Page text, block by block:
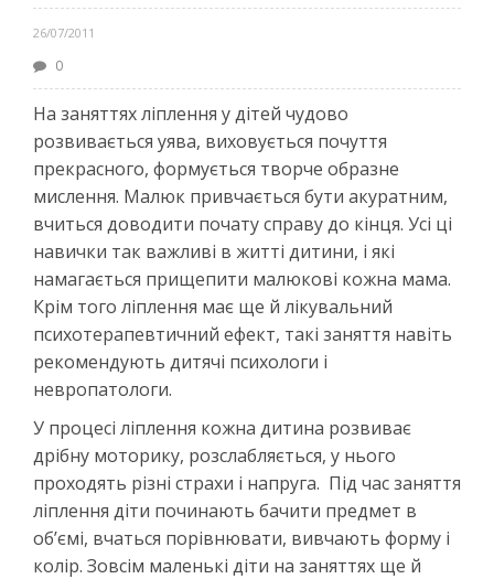
26/07/2011
0
На заняттях ліплення у дітей чудово
розвивається уява, виховується почуття
прекрасного, формується творче образне
мислення. Малюк привчається бути акуратним,
вчиться доводити почату справу до кінця. Усі ці
навички так важливі в житті дитини, і які
намагається прищепити малюкові кожна мама.
Крім того ліплення має ще й лікувальний
психотерапевтичний ефект, такі заняття навіть
рекомендують дитячі психологи і
невропатологи.
У процесі ліплення кожна дитина розвиває
дрібну моторику, розслабляється, у нього
проходять різні страхи і напруга. Під час заняття
ліплення діти починають бачити предмет в
об’ємі, вчаться порівнювати, вивчають форму і
колір. Зовсім маленькі діти на заняттях ще й